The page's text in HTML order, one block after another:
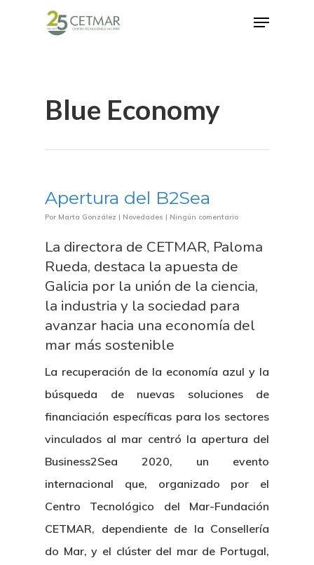
Blue Economy
Apertura del B2Sea
Por Marta González | Novedades | Ningún comentario
La directora de CETMAR, Paloma
Rueda, destaca la apuesta de
Galicia por la unión de la ciencia,
la industria y la sociedad para
avanzar hacia una economía del
mar más sostenible
La recuperación de la economía azul y la
búsqueda de nuevas soluciones de
financiación específicas para los sectores
vinculados al mar centró la apertura del
Business2Sea 2020, un evento
internacional que, organizado por el
Centro Tecnológico del Mar-Fundación
CETMAR, dependiente de la Consellería
do Mar, y el clúster del mar de Portugal,